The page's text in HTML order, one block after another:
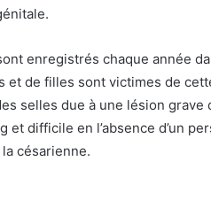
enregistrés chaque année
de filles sont victimes de
selles due à une lésion grave
difficile en l’absence d’un
césarienne.